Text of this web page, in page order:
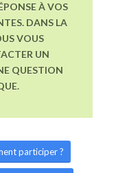
À VOS
DANS LA
VOUS
UN
QUESTION
participer ?